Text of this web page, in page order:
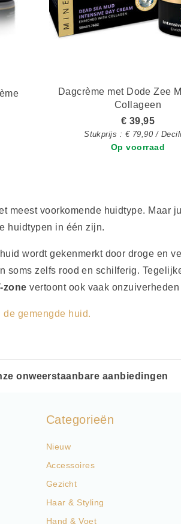
Dagcrème met Dode Zee
Collageen
€ 39,95
Stukprijs : € 79,90 /
Op voorraad
meest voorkomende huidtype. Maar
huidtypen in één zijn.
wordt gekenmerkt door droge en
soms zelfs rood en schilferig.
zone vertoont ook vaak
de gemengde huid.
onweerstaanbare aanbiedingen
Categorieën
Nieuw
Accessoires
Gezicht
Haar & Styling
Hand & Voet